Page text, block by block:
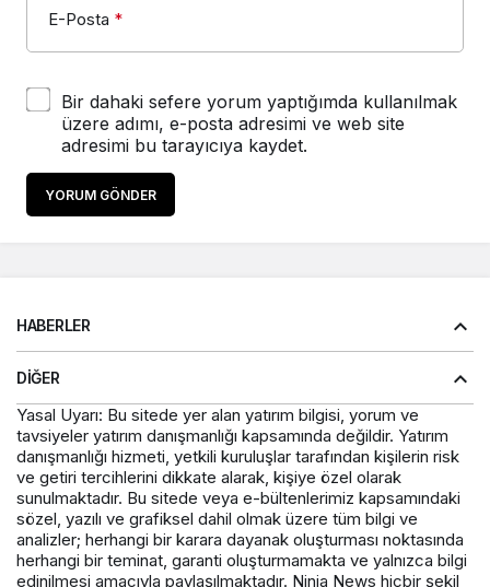
E-Posta *
Bir dahaki sefere yorum yaptığımda kullanılmak
üzere adımı, e-posta adresimi ve web site
adresimi bu tarayıcıya kaydet.
YORUM GÖNDER
HABERLER
DIĞER
Yasal Uyarı: Bu sitede yer alan yatırım bilgisi, yorum ve
tavsiyeler yatırım danışmanlığı kapsamında değildir. Yatırım
danışmanlığı hizmeti, yetkili kuruluşlar tarafından kişilerin risk
ve getiri tercihlerini dikkate alarak, kişiye özel olarak
sunulmaktadır. Bu sitede veya e-bültenlerimiz kapsamındaki
sözel, yazılı ve grafiksel dahil olmak üzere tüm bilgi ve
analizler; herhangi bir karara dayanak oluşturması noktasında
herhangi bir teminat, garanti oluşturmamakta ve yalnızca bilgi
edinilmesi amacıyla paylaşılmaktadır. Ninja News hiçbir şekil